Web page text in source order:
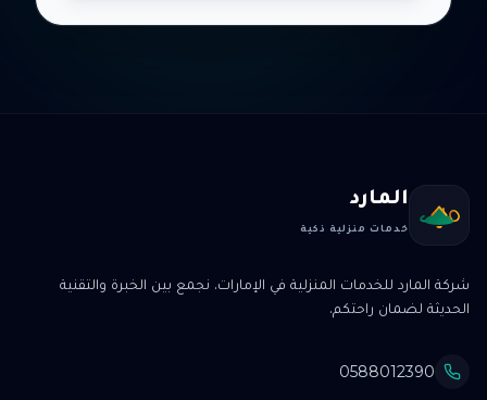
المارد
خدمات منزلية ذكية
شركة المارد للخدمات المنزلية في الإمارات. نجمع بين الخبرة والتقنية
الحديثة لضمان راحتكم.
0588012390